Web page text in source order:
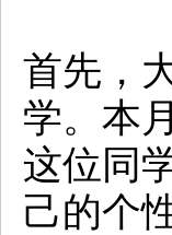
首先，
学。本
这位同
己的个